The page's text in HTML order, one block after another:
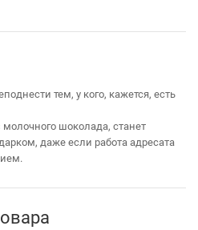
тем, у кого, кажется, есть
молочного шоколада, станет
даже если работа адресата